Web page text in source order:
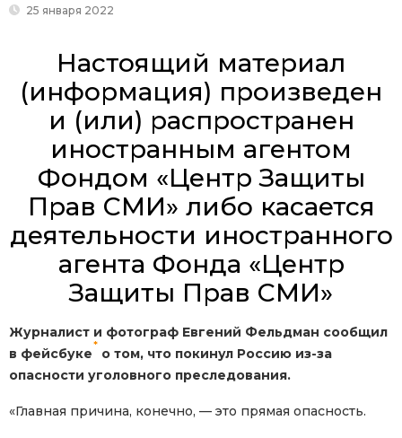
25 января 2022
Настоящий материал
(информация) произведен
и (или) распространен
иностранным агентом
Фондом «Центр Защиты
Прав СМИ» либо касается
деятельности иностранного
агента Фонда «Центр
Защиты Прав СМИ»
Журналист и фотограф Евгений Фельдман сообщил
в фейсбуке
*
о том, что покинул Россию из-за
опасности уголовного преследования.
«Главная причина, конечно, — это прямая опасность.